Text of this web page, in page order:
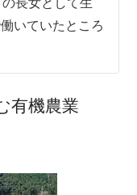
いていたところ
有機農業